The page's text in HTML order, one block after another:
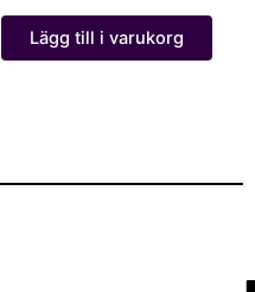
Lägg till i varukorg